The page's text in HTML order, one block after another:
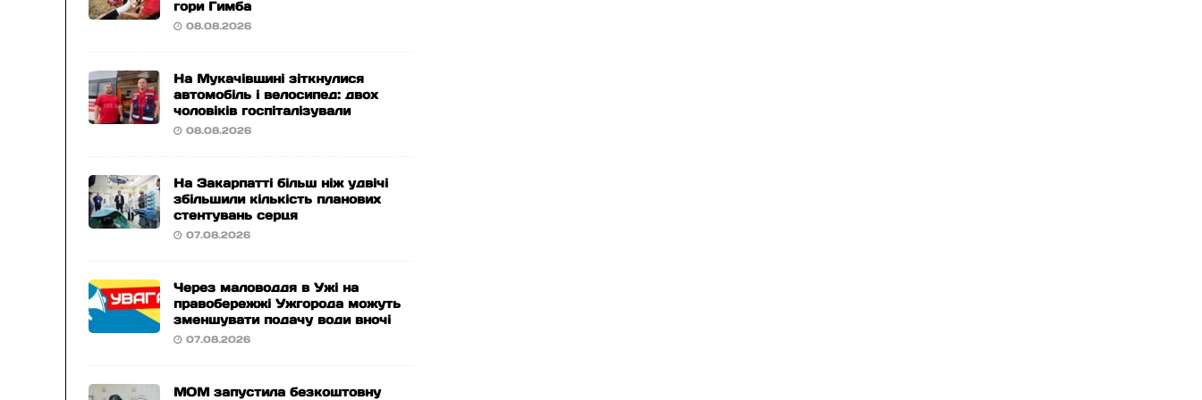
гори Гимба
08.08.2026
На Мукачівщині зіткнулися
автомобіль і велосипед: двох
чоловіків госпіталізували
08.08.2026
На Закарпатті більш ніж удвічі
збільшили кількість планових
стентувань серця
07.08.2026
Через маловоддя в Ужі на
правобережжі Ужгорода можуть
зменшувати подачу води вночі
07.08.2026
МОМ запустила безкоштовну